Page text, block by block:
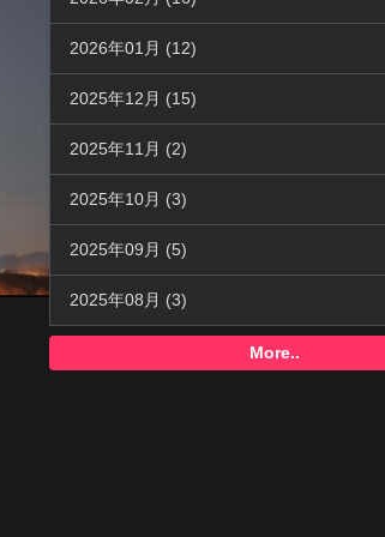
2026年01月 (12)
2025年12月 (15)
2025年11月 (2)
2025年10月 (3)
2025年09月 (5)
2025年08月 (3)
More..